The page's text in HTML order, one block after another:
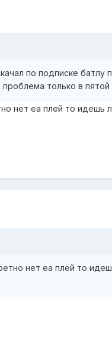
по подписке
только в пятой
нет еа плей то идешь
нет еа плей то